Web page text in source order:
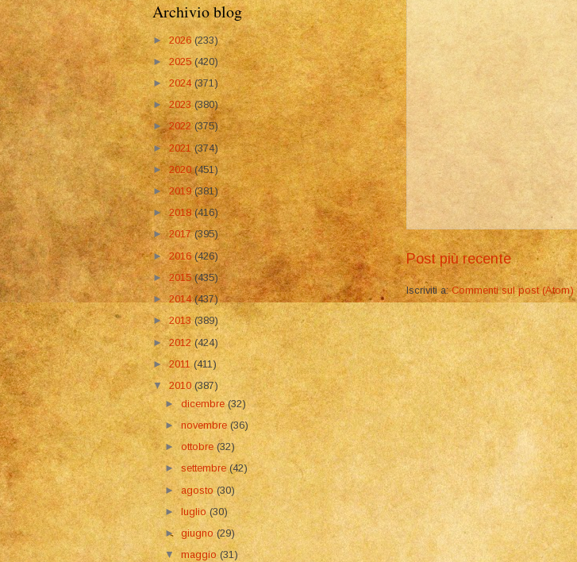
Post più recente
Iscriviti a:Commenti sul post (Atom)
Archivio blog
► 2026(233)
►2025(420)
►2024 (371)
►2023(380)
►2022 (375)
►2021(374)
►2020(451)
►2019(381)
►2018(416)
►2017(395)
►2016(426)
►2015(435)
►2014(437)
►2013(389)
►2012(424)
►2011(411)
▼2010(387)
►dicembre(32)
►novembre(36)
►ottobre(32)
►settembre(42)
►agosto(30)
►luglio(30)
►giugno(29)
▼maggio(31)